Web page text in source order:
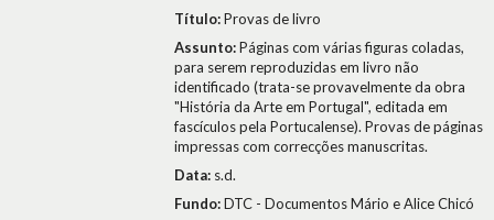
Título:Provas de livro
Assunto:Páginas com várias figuras coladas,
para serem reproduzidas em livro não
identificado (trata-se provavelmente da obra
"História da Arte em Portugal", editada em
fascículos pela Portucalense). Provas de páginas
impressas com correcções manuscritas.
Data: s.d.
Fundo:DTC - Documentos Mário e Alice Chicó